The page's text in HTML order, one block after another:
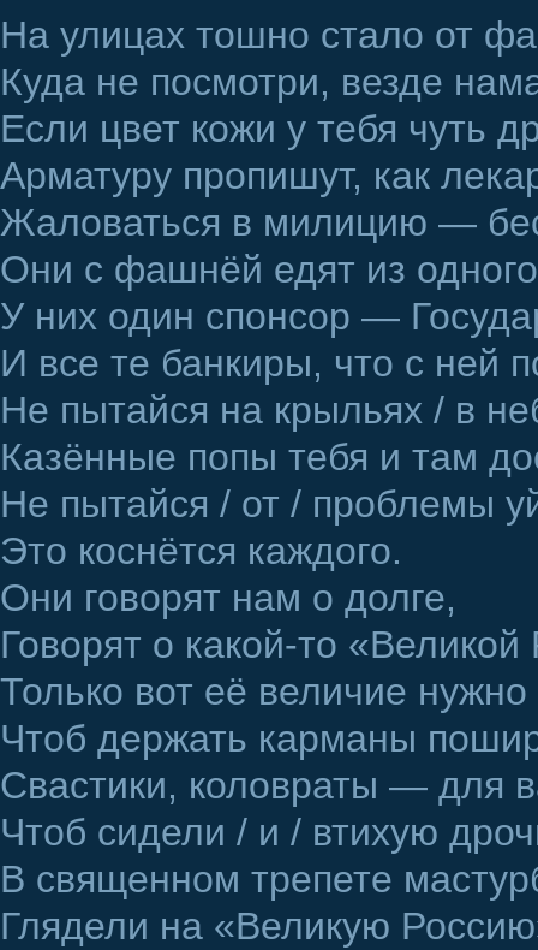
На улицах тошно стало от
Куда не посмотри, везде
Если цвет кожи у тебя чуть
Арматуру пропишут, как
Жаловаться в милицию —
Они с фашнёй едят из
У них один спонсор —
И все те банкиры, что с ней
Не пытайся на крыльях / в
Казённые попы тебя и там
Не пытайся / от / проблемы
Это коснётся каждого.
Они говорят нам о долге,
Говорят о какой-то «Великой
Только вот её величие
Чтоб держать карманы
Свастики, коловраты — для
Чтоб сидели / и / втихую
В священном трепете
Глядели на «Великую